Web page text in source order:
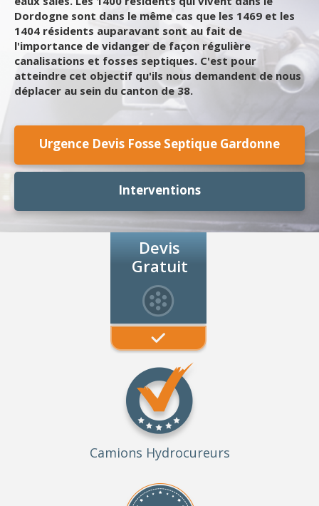
Dordogne sont dans le même cas que les 1469 et les
1404 résidents auparavant sont au fait de
l'importance de vidanger de façon régulière
canalisations et fosses septiques. C'est pour
atteindre cet objectif qu'ils nous demandent de nous
déplacer au sein du canton de 38.
Urgence Devis Fosse Septique Gardonne
Interventions
Devis
Gratuit
Camions Hydrocureurs